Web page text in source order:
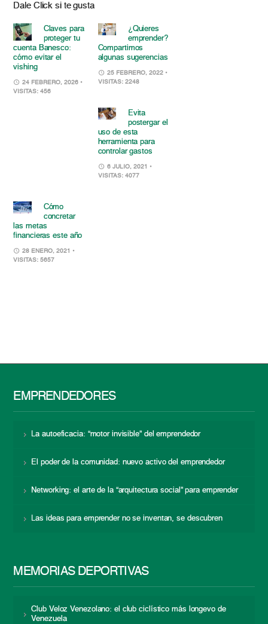
Dale Click si te gusta
Claves para
proteger tu
cuenta Banesco:
cómo evitar el
vishing
24 FEBRERO, 2026 •
VISITAS: 456
¿Quieres
emprender?
Compartimos
algunas sugerencias
25 FEBRERO, 2022 •
VISITAS: 2248
Evita
postergar el
uso de esta
herramienta para
controlar gastos
6 JULIO, 2021
•
VISITAS: 4077
Cómo
concretar
las metas
financieras este año
28 ENERO, 2021 •
VISITAS: 5657
EMPRENDEDORES
La autoeficacia: “motor invisible” del emprendedor
El poder de la comunidad: nuevo activo del emprendedor
Networking: el arte de la “arquitectura social” para emprender
Las ideas para emprender no se inventan, se descubren
MEMORIAS DEPORTIVAS
Club Veloz Venezolano: el club ciclístico más longevo de
Venezuela